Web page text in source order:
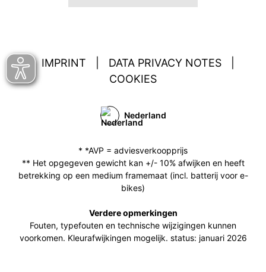
IMPRINT DATA PRIVACY NOTES
COOKIES
Nederland
* *AVP = adviesverkoopprijs
** Het opgegeven gewicht kan +/- 10% afwijken en heeft
betrekking op een medium framemaat (incl. batterij voor e-
bikes)
Verdere opmerkingen
Fouten, typefouten en technische wijzigingen kunnen
voorkomen. Kleurafwijkingen mogelijk. status: januari 2026